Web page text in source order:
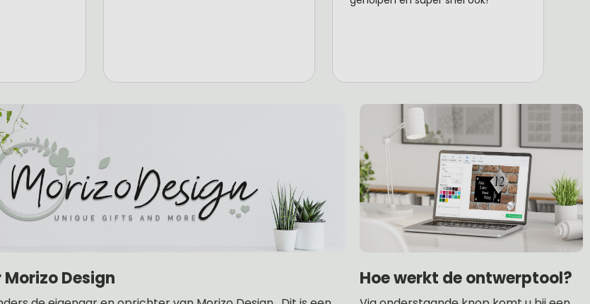
Morizo Design Hoe werkt de ontwerptool?